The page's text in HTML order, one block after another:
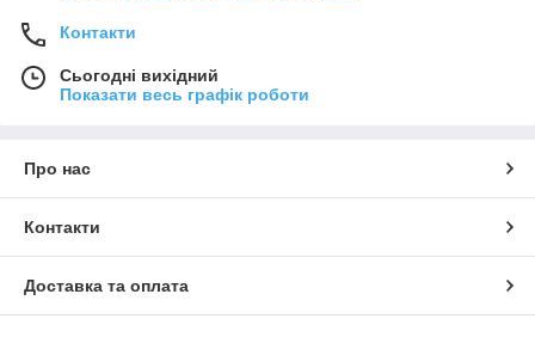
Контакти
Сьогодні вихідний
Показати весь графік роботи
Про нас
Контакти
Доставка та оплата